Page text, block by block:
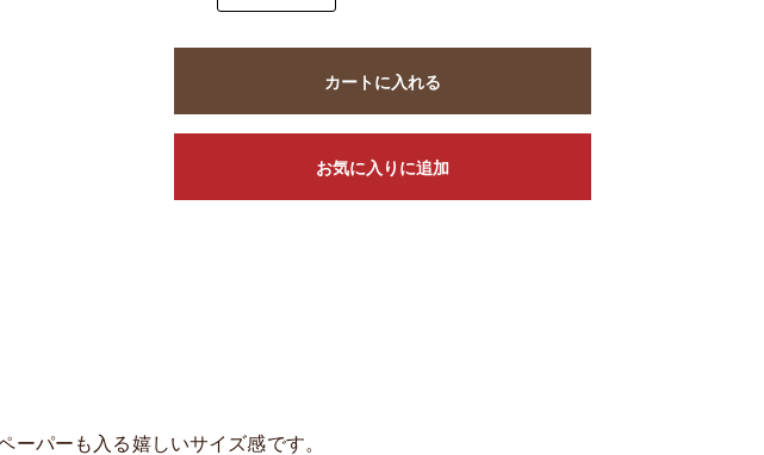
カートに入れる
お気に入りに追加
ーパーも入る嬉しいサイズ感です。